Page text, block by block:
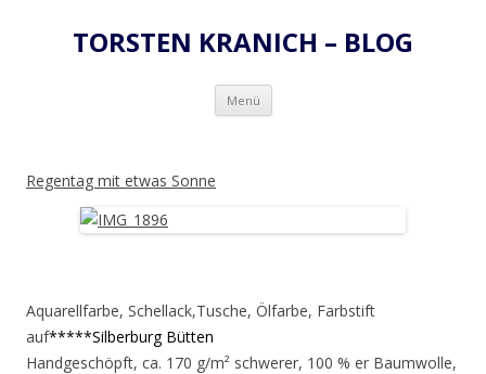
TORSTEN KRANICH – BLOG
Menü Zum
springen
Regentag mit etwas Sonne
Aquarellfarbe, Schellack,Tusche, Ölfarbe, Farbstift
auf*****Silberburg Bütten
Handgeschöpft, ca. 170 g/m² schwerer, 100 % er Baumwolle,